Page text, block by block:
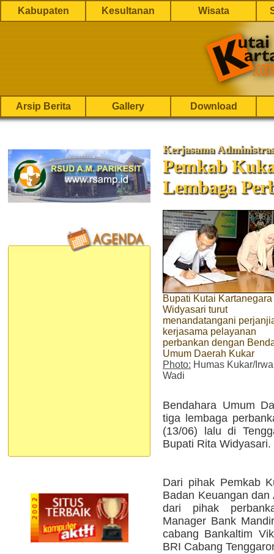
Kabupaten Kesultanan Wisata
Arsip Berita Gallery Download
Kerjasama
Pemkab
Lembaga
Bupati Kutai
Widyasari turut
menandatangani
kerjasama pelayanan
perbankan dengan
Umum Daerah Kukar
Photo: Humas Kukar/
Wadi
Bendahara Umum
tiga lembaga
(13/06) lalu di
Bupati Rita Widyasari.
Dari pihak Pemkab
Badan Keuangan
dari pihak
Manager Bank
cabang Bankaltim
BRI Cabang